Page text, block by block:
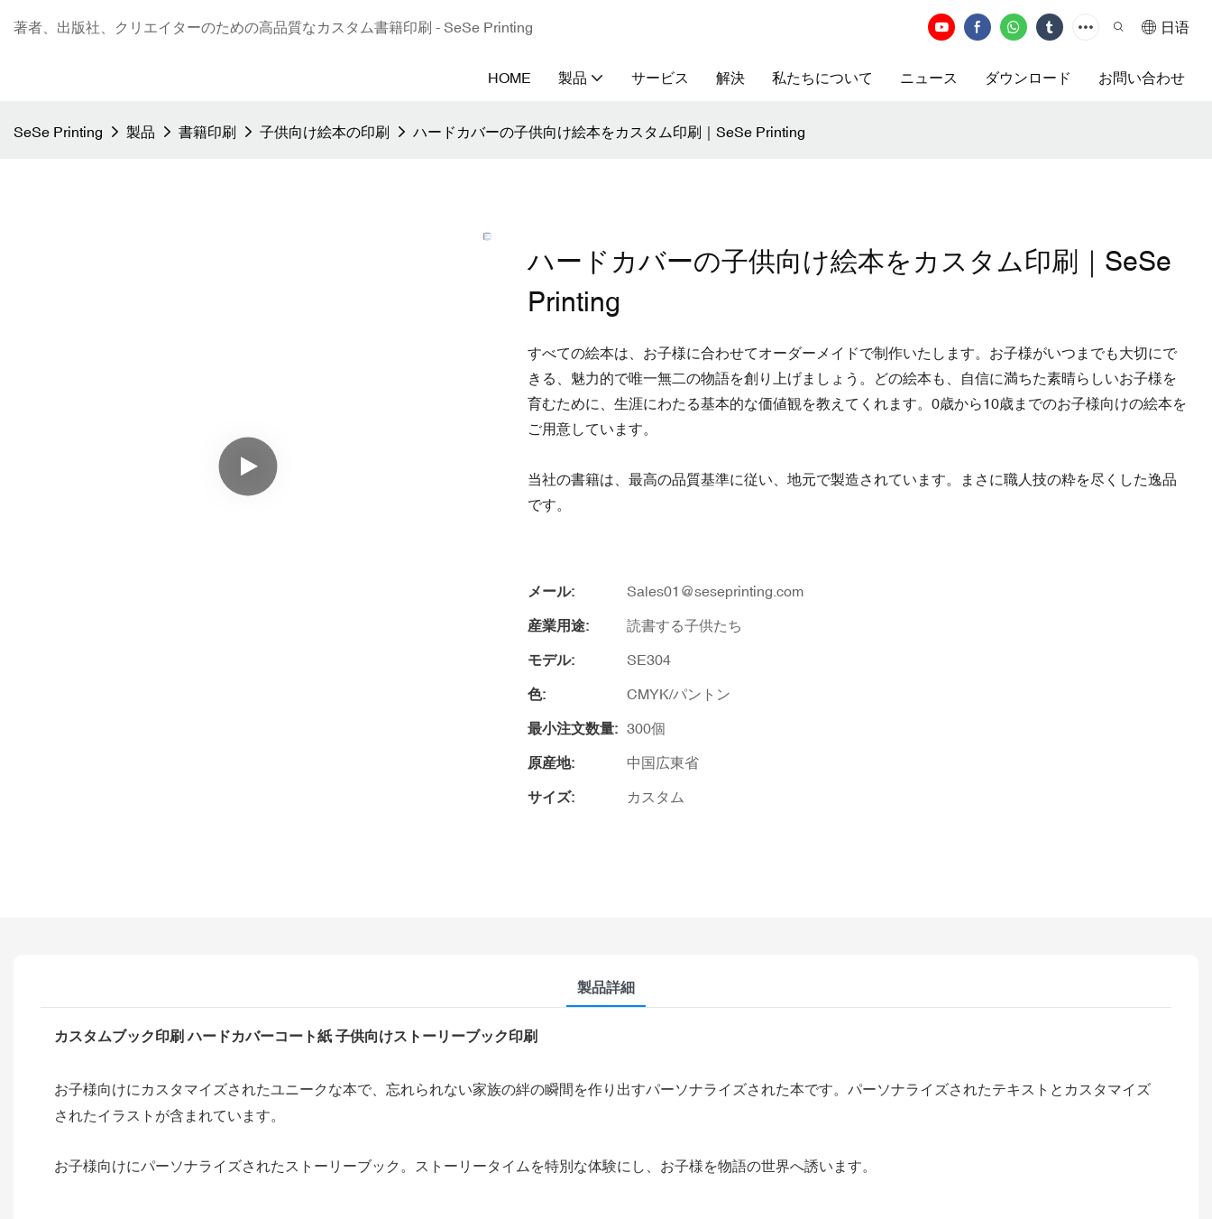
著者、出版社、クリエイターのための高品質なカスタム書籍印刷 - SeSe Printing 日语
HOME 製品 サービス 解決 私たちについて ニュース ダウンロード お問い合わせ
SeSe Printing 製品 書籍印刷 子供向け絵本の印刷 ハードカバーの子供向け絵本をカスタム印刷｜SeSe Printing
ハードカバーの子供向け絵本をカスタム印刷｜SeSe
Printing
すべての絵本は、お子様に合わせてオーダーメイドで制作いたします。お子様がいつまでも大切にで
きる、魅力的で唯一無二の物語を創り上げましょう。どの絵本も、自信に満ちた素晴らしいお子様を
育むために、生涯にわたる基本的な価値観を教えてくれます。0歳から10歳までのお子様向けの絵本を
ご用意しています。
当社の書籍は、最高の品質基準に従い、地元で製造されています。まさに職人技の粋を尽くした逸品
です。
メール: Sales01@seseprinting.com
産業用途: 読書する子供たち
モデル: SE304
色: CMYK/パントン
最小注文数量: 300個
原産地: 中国広東省
サイズ: カスタム
製品詳細
カスタムブック印刷 ハードカバーコート紙 子供向けストーリーブック印刷
お子様向けにカスタマイズされたユニークな本で、忘れられない家族の絆の瞬間を作り出すパーソナライズされた本です。パーソナライズされたテキストとカスタマイズ
されたイラストが含まれています。
お子様向けにパーソナライズされたストーリーブック。ストーリータイムを特別な体験にし、お子様を物語の世界へ誘います。